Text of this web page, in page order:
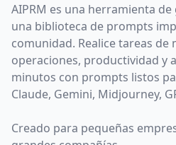
AIPRM es una herramienta
una biblioteca de prompts
comunidad. Realice tareas de
operaciones, productividad y
minutos con prompts listos
Claude, Gemini, Midjourney,
Creado para pequeñas